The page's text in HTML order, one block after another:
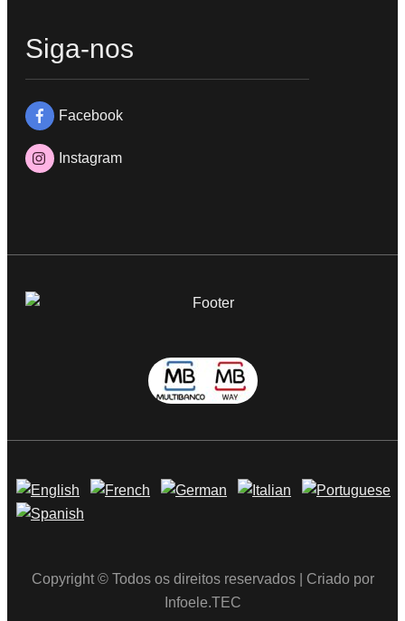
Siga-nos
Facebook
Instagram
Copyright © Todos os direitos reservados | Criado por
Infoele.TEC